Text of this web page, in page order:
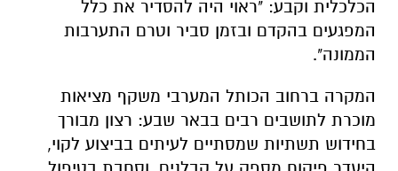
הכלכלית וקבע: "ראוי היה להסדיר את כלל
המפגעים בהקדם ובזמן סביר וטרם התערבות
הממונה".
המקרה ברחוב הכותל המערבי משקף מציאות
מוכרת לתושבים רבים בבאר שבע: רצון מבורך
בחידוש תשתיות שמסתיים לעיתים בביצוע לקוי,